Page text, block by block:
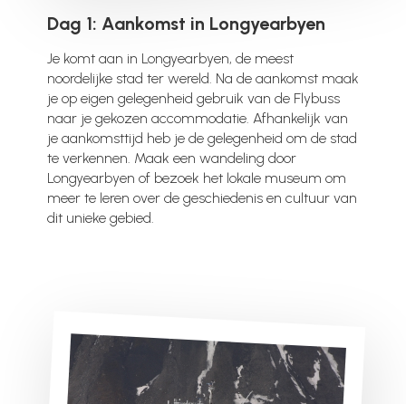
Dag 1: Aankomst in Longyearbyen
Je komt aan in Longyearbyen, de meest
noordelijke stad ter wereld. Na de aankomst maak
je op eigen gelegenheid gebruik van de Flybuss
naar je gekozen accommodatie. Afhankelijk van
je aankomsttijd heb je de gelegenheid om de stad
te verkennen. Maak een wandeling door
Longyearbyen of bezoek het lokale museum om
meer te leren over de geschiedenis en cultuur van
dit unieke gebied.